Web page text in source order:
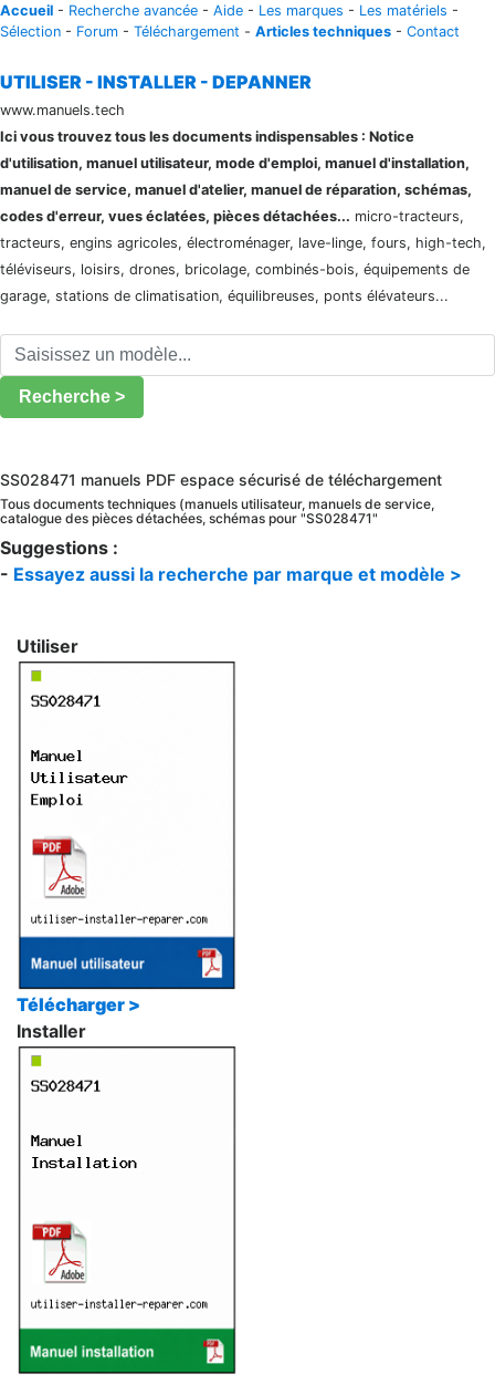
Accueil - Recherche avancée - Aide - Les marques - Les matériels -
Sélection - Forum - Téléchargement - Articles techniques - Contact
UTILISER - INSTALLER - DEPANNER
www.manuels.tech
Ici vous trouvez tous les documents indispensables : Notice
d'utilisation, manuel utilisateur, mode d'emploi, manuel d'installation,
manuel de service, manuel d'atelier, manuel de réparation, schémas,
codes d'erreur, vues éclatées, pièces détachées... micro-tracteurs,
tracteurs, engins agricoles, électroménager, lave-linge, fours, high-tech,
téléviseurs, loisirs, drones, bricolage, combinés-bois, équipements de
garage, stations de climatisation, équilibreuses, ponts élévateurs...
Recherche >
SS028471 manuels PDF espace sécurisé de téléchargement
Tous documents techniques (manuels utilisateur, manuels de service,
catalogue des pièces détachées, schémas pour "SS028471"
Suggestions :
- Essayez aussi la recherche par marque et modèle >
Utiliser
Télécharger >
Installer